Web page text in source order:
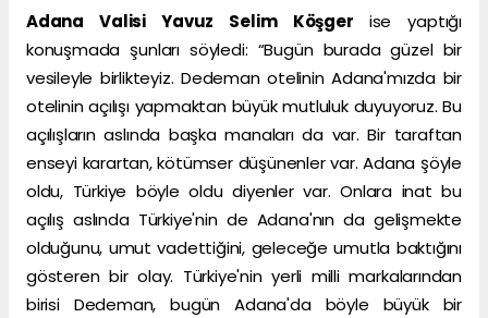
Adana Valisi Yavuz Selim Köşger ise yaptığı
konuşmada şunları söyledi: “Bugün burada güzel bir
vesileyle birlikteyiz. Dedeman otelinin Adana'mızda bir
otelinin açılışı yapmaktan büyük mutluluk duyuyoruz. Bu
açılışların aslında başka manaları da var. Bir taraftan
enseyi karartan, kötümser düşünenler var. Adana şöyle
oldu, Türkiye böyle oldu diyenler var. Onlara inat bu
açılış aslında Türkiye'nin de Adana'nın da gelişmekte
olduğunu, umut vadettiğini, geleceğe umutla baktığını
gösteren bir olay. Türkiye'nin yerli milli markalarından
birisi Dedeman, bugün Adana'da böyle büyük bir